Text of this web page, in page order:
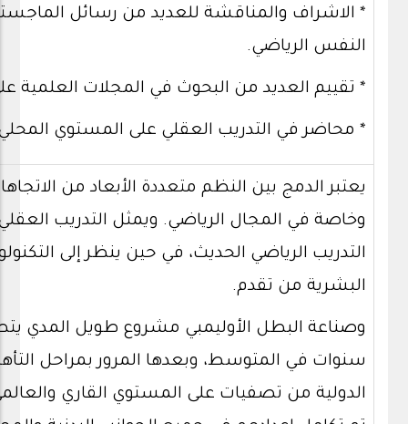
* الاشراف والمناقشة للعديد من رسائل
النفس الرياضي.
* تقييم العديد من البحوث في المجلات العلمية
* محاضر في التدريب العقلي على المستوي
يعتبر الدمج بين النظم متعددة الأبعاد من
وخاصة في المجال الرياضي. ويمثل التدريب
التدريب الرياضي الحديث، في حين ينظر إلى
البشرية من تقدم.
وصناعة البطل الأوليمبي مشروع طويل المدي
سنوات في المتوسط، وبعدها المرور بمراحل
الدولية من تصفيات على المستوي القاري